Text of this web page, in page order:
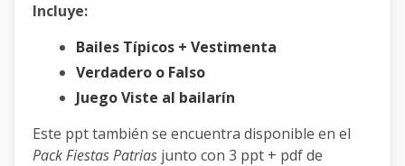
Incluye:
Bailes Típicos + Vestimenta
Verdadero o Falso
Juego Viste al bailarín
Este ppt también se encuentra disponible en el
Pack Fiestas Patrias junto con 3 ppt + pdf de